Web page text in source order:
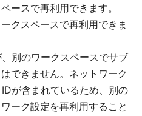
ースで再利用できます。
クスペースで再利用できま
別のワークスペースでサブ
できません。ネットワーク
が含まれているため、別の
ーク設定を再利用すること